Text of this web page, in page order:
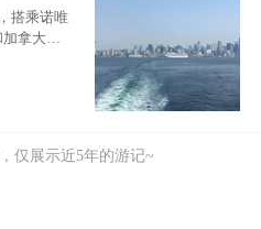
搭乘诺唯
拿大的4
仅展示近5年的游记~